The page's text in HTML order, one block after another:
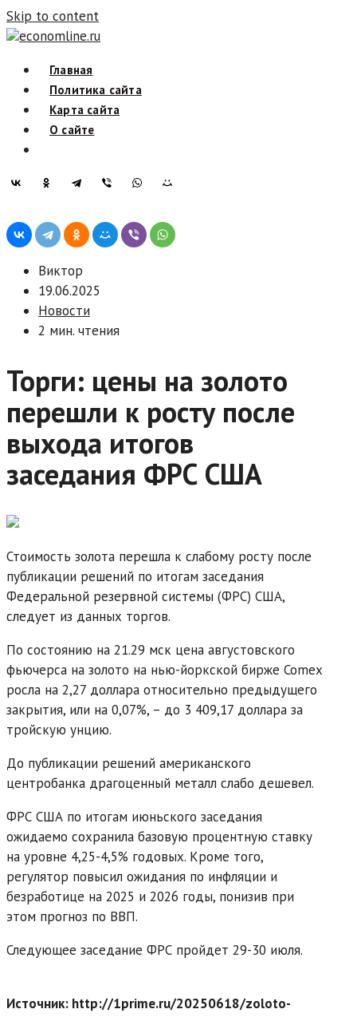
Skip to content
economline.ru
Главная
Политика сайта
Карта сайта
О сайте
Виктор
19.06.2025
Новости
2 мин. чтения
Торги: цены на золото
перешли к росту после
выхода итогов
заседания ФРС США
Стоимость золота перешла к слабому росту после
публикации решений по итогам заседания
Федеральной резервной системы (ФРС) США,
следует из данных торгов.
По состоянию на 21.29 мск цена августовского
фьючерса на золото на нью-йоркской бирже Comex
росла на 2,27 доллара относительно предыдущего
закрытия, или на 0,07%, – до 3 409,17 доллара за
тройскую унцию.
До публикации решений американского
центробанка драгоценный металл слабо дешевел.
ФРС США по итогам июньского заседания
ожидаемо сохранила базовую процентную ставку
на уровне 4,25-4,5% годовых. Кроме того,
регулятор повысил ожидания по инфляции и
безработице на 2025 и 2026 годы, понизив при
этом прогноз по ВВП.
Следующее заседание ФРС пройдет 29-30 июля.
Источник: http://1prime.ru/20250618/zoloto-